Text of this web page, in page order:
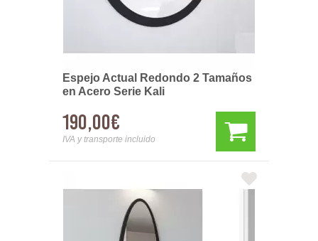
Espejo Actual Redondo 2 Tamaños
en Acero Serie Kali
190,00€
IVA y transporte incluido